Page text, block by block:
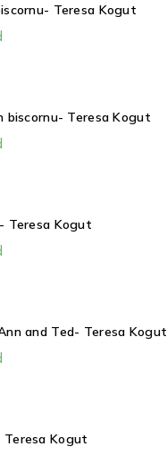
Teresa Kogut
biscornu- Teresa Kogut
Teresa Kogut
and Ted- Teresa Kogut
Kogut